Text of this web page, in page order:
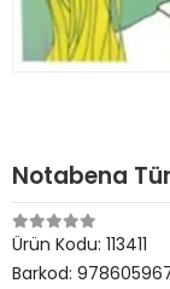
Notabena
Ürün Kodu: 113411
Barkod: